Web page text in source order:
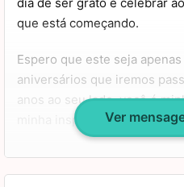
que está começando.
Espero que este seja
aniversários que iremos
anos ao seu lado, você é
minha inspiração e maior
Desejo que nunca lhe falte
seja longa e muito feliz.
Ver